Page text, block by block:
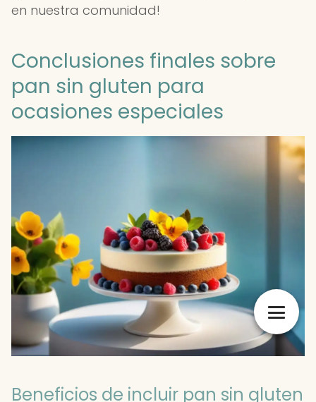
en nuestra comunidad!
Conclusiones finales sobre
pan sin gluten para
ocasiones especiales
Beneficios de incluir pan sin gluten